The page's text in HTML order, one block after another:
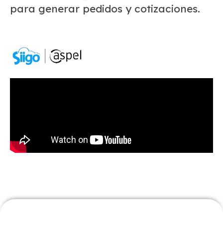
para generar pedidos y cotizaciones.